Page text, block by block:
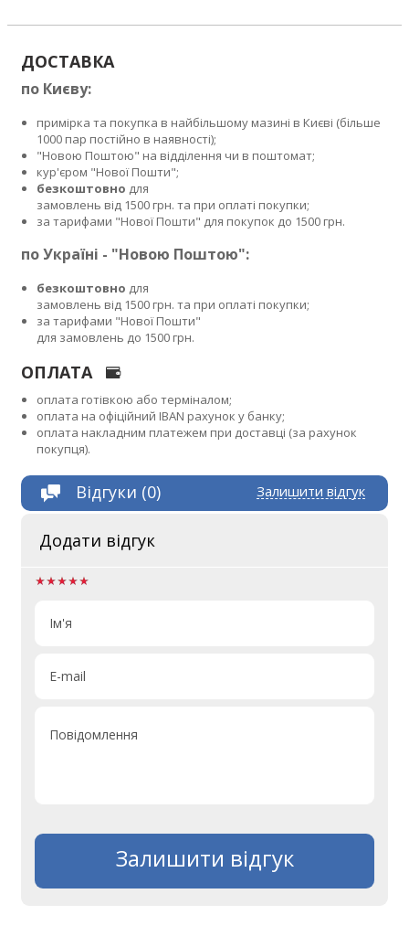
ДОСТАВКА
по Києву:
примірка та покупка в найбільшому мазині в Києві (більше
1000 пар постійно в наявності);
"Новою Поштою" на відділення чи в поштомат;
кур'єром "Нової Пошти";
безкоштовно для
замовлень від 1500 грн. та при оплаті покупки;
за тарифами "Нової Пошти" для покупок до 1500 грн.
по Україні - "Новою Поштою":
безкоштовно для
замовлень від 1500 грн. та при оплаті покупки;
за тарифами "Нової Пошти"
для замовлень до 1500 грн.
ОПЛАТА
оплата готівкою або терміналом;
оплата на офіційний IBAN рахунок у банку;
оплата накладним платежем при доставці (за рахунок
покупця).
Залишити відгук
Відгуки (0)
Додати відгук
Ім'я
E-mail
Повідомлення
Залишити відгук